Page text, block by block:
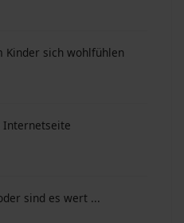
Kinder sich wohlfühlen
Internetseite
sind es wert ...